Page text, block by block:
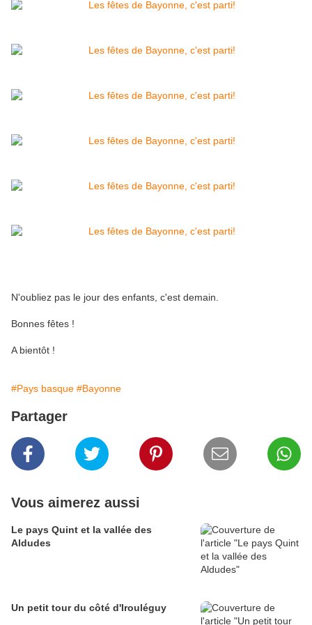
N'oubliez pas le jour des enfants, c'est demain.
Bonnes fêtes !
A bientôt !
#Pays basque #Bayonne
Partager
Vous aimerez aussi
Le pays Quint et la vallée des
Aldudes
Un petit tour du côté d'Irouléguy